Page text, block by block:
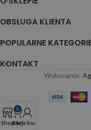
OBSŁUGA KLIENTA
POPULARNE
KONTAKT
Wykonanie:
Shop
0
Cart
Moje konto